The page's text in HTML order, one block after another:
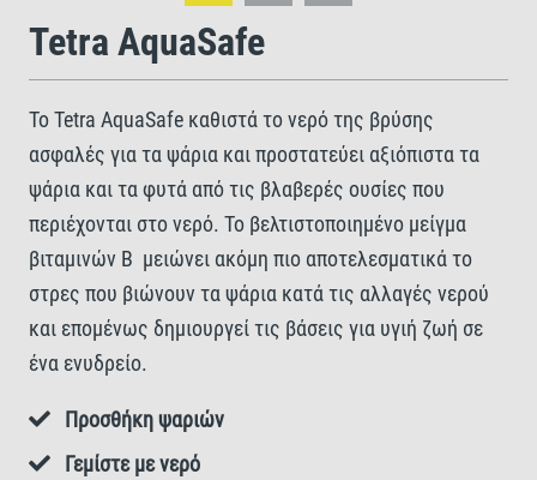
Tetra AquaSafe
Το Tetra AquaSafe καθιστά το νερό της βρύσης
ασφαλές για τα ψάρια και προστατεύει αξιόπιστα τα
ψάρια και τα φυτά από τις βλαβερές ουσίες που
περιέχονται στο νερό. Το βελτιστοποιημένο μείγμα
βιταμινών Β μειώνει ακόμη πιο αποτελεσματικά το
στρες που βιώνουν τα ψάρια κατά τις αλλαγές νερού
και επομένως δημιουργεί τις βάσεις για υγιή ζωή σε
ένα ενυδρείο.
Προσθήκη ψαριών
Γεμίστε με νερό